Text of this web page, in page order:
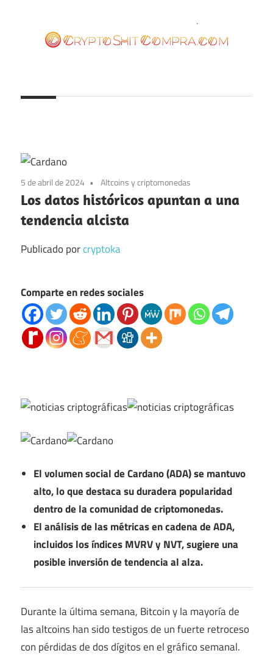
contenido
5 de abril de 2024 Altcoins y criptomonedas
Los datos históricos apuntan a una
tendencia alcista
Publicado porcryptoka
Comparte en redes sociales
El volumen social de Cardano (ADA) se mantuvo
alto, lo que destaca su duradera popularidad
dentro de la comunidad de criptomonedas.
El análisis de las métricas en cadena de ADA,
incluidos los índices MVRV y NVT, sugiere una
posible inversión de tendencia al alza.
Durante la última semana, Bitcoin y la mayoría de
las altcoins han sido testigos de un fuerte retroceso
con pérdidas de dos dígitos en el gráfico semanal.